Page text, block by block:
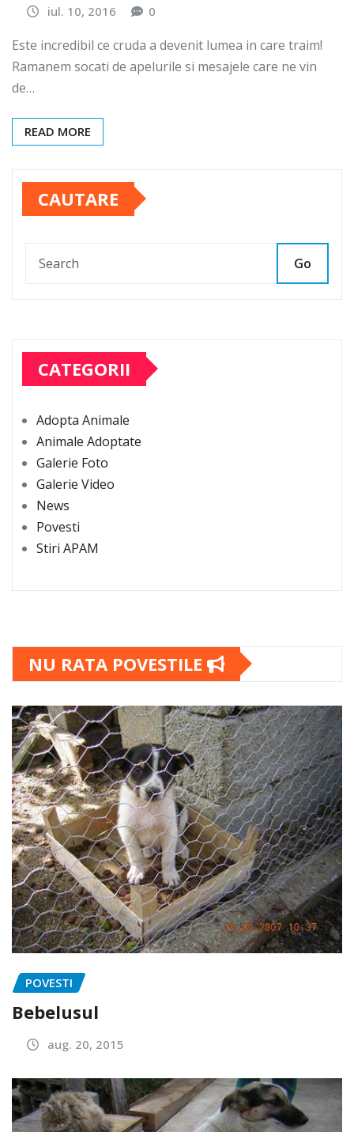
iul. 10, 2016 0
Este incredibil ce cruda a devenit lumea in care traim!
Ramanem socati de apelurile si mesajele care ne vin
de…
READ MORE
CAUTARE
Go
CATEGORII
Adopta Animale
Animale Adoptate
Galerie Foto
Galerie Video
News
Povesti
Stiri APAM
NU RATA POVESTILE
POVESTI
Bebelusul
aug. 20, 2015